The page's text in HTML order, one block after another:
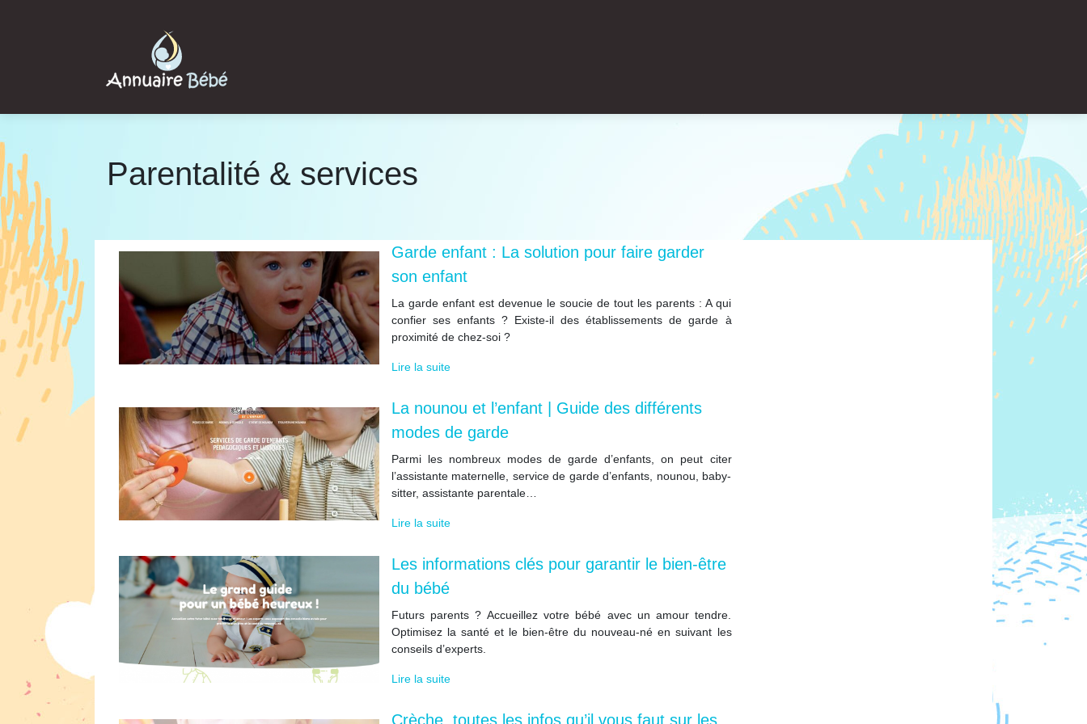
Parentalité & services
Garde enfant : La solution pour faire garder
son enfant
La garde enfant est devenue le soucie de tout les parents : A qui
confier ses enfants ? Existe-il des établissements de garde à
proximité de chez-soi ?
Lire la suite
La nounou et l’enfant | Guide des différents
modes de garde
Parmi les nombreux modes de garde d’enfants, on peut citer
l’assistante maternelle, service de garde d’enfants, nounou, baby-
sitter, assistante parentale…
Lire la suite
Les informations clés pour garantir le bien-être
du bébé
Futurs parents ? Accueillez votre bébé avec un amour tendre.
Optimisez la santé et le bien-être du nouveau-né en suivant les
conseils d’experts.
Lire la suite
Crèche, toutes les infos qu’il vous faut sur les